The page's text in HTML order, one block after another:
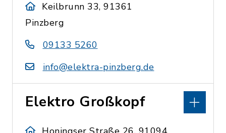
Keilbrunn 33, 91361
Pinzberg
09133 5260
info@elektra-pinzberg.de
Elektro Großkopf